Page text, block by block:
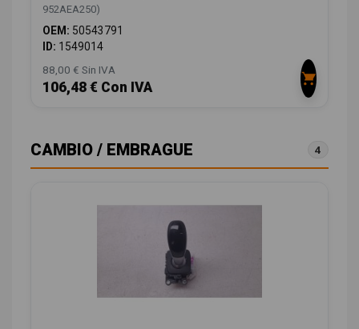
952AEA250)
OEM: 50543791
ID: 1549014
88,00 € Sin IVA
106,48 € Con IVA
CAMBIO / EMBRAGUE 4